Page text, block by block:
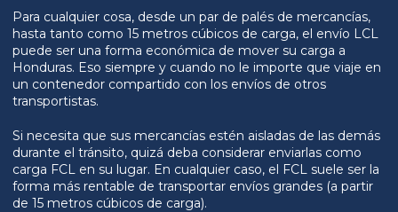
Para cualquier cosa, desde un par de palés de mercancías,
hasta tanto como 15 metros cúbicos de carga, el envío LCL
puede ser una forma económica de mover su carga a
Honduras. Eso siempre y cuando no le importe que viaje en
un contenedor compartido con los envíos de otros
transportistas.
Si necesita que sus mercancías estén aisladas de las demás
durante el tránsito, quizá deba considerar enviarlas como
carga FCL en su lugar. En cualquier caso, el FCL suele ser la
forma más rentable de transportar envíos grandes (a partir
de 15 metros cúbicos de carga).